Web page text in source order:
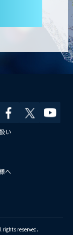
い
へ
rights reserved.